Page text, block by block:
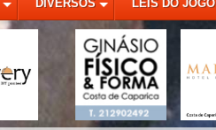
DIVERSOS LEIS DO JOGO